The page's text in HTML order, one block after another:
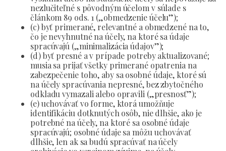
nezlučiteľné s pôvodným účelom v súlade s
článkom 89 ods. 1 („obmedzenie účelu”);
(c) byť primerané, relevantné a obmedzené na to,
čo je nevyhnutné na účely, na ktoré sa údaje
spracúvajú („minimalizácia údajov”);
(d) byť presné a v prípade potreby aktualizované;
musia sa prijať všetky primerané opatrenia na
zabezpečenie toho, aby sa osobné údaje, ktoré sú
na účely spracúvania nepresné, bez zbytočného
odkladu vymazali alebo opravili („presnosť”);
(e) uchovávať vo forme, ktorá umožňuje
identifikáciu dotknutých osôb, nie dlhšie, ako je
potrebné na účely, na ktoré sa osobné údaje
spracúvajú; osobné údaje sa môžu uchovávať
dlhšie, len ak sa budú spracúvať na účely